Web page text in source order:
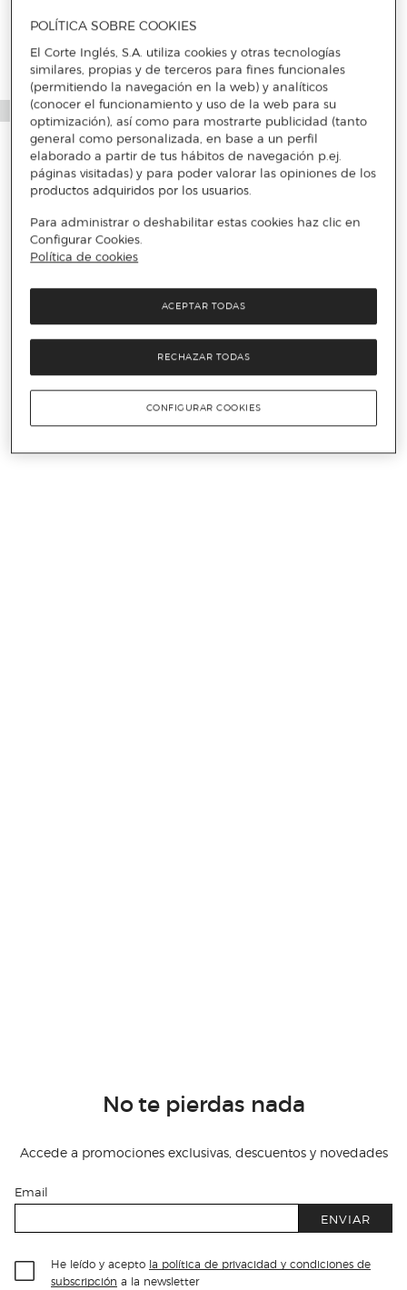
No te pierdas nada
Accede a promociones exclusivas, descuentos y novedades
Email
ENVIAR
He leído y acepto la política de privacidad y condiciones de
subscripción a la newsletter
POLÍTICA SOBRE COOKIES
El Corte Inglés, S.A. utiliza cookies y otras tecnologías
similares, propias y de terceros para fines funcionales
(permitiendo la navegación en la web) y analíticos
(conocer el funcionamiento y uso de la web para su
optimización), así como para mostrarte publicidad (tanto
general como personalizada, en base a un perfil
elaborado a partir de tus hábitos de navegación p.ej.
páginas visitadas) y para poder valorar las opiniones de los
productos adquiridos por los usuarios.
Para administrar o deshabilitar estas cookies haz clic en
Configurar Cookies.
Política de cookies
RECHAZAR TODAS
ACEPTAR TODAS
CONFIGURAR COOKIES